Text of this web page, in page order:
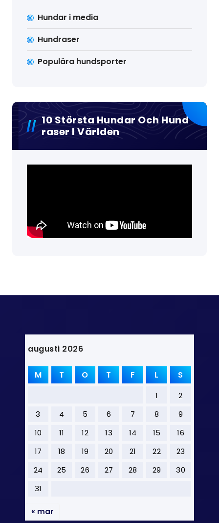
Hundar i media
Hundraser
Populära hundsporter
10 Största Hundar Och Hund
Raser I Världen
augusti 2026
M T O T F L S
1
2
3
4 5 6 7 8
9
10
11 12 13 14 15
16
17
18 19 20 21 22
23
24
25 26 27 28 29
30
31
« mar